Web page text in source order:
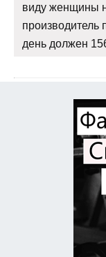
виду женщины
производитель
день должен